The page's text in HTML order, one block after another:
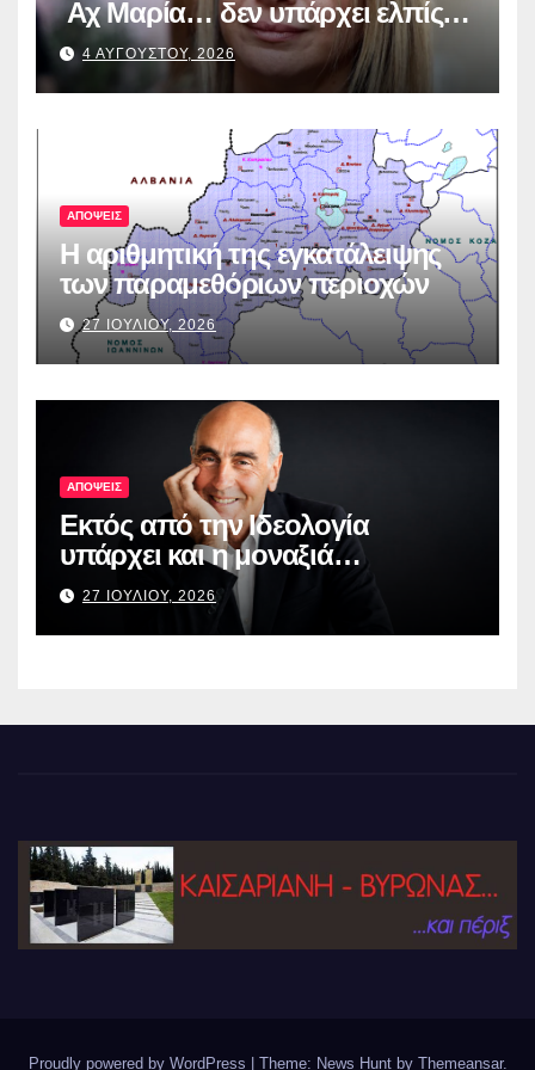
Αχ Μαρία… δεν υπάρχει ελπίς…
4 ΑΥΓΟΥΣΤΟΥ, 2026
ΑΠΟΨΕΙΣ
Η αριθμητική της εγκατάλειψης
των παραμεθόριων περιοχών
27 ΙΟΥΛΙΟΥ, 2026
ΑΠΟΨΕΙΣ
Εκτός από την Ιδεολογία
υπάρχει και η μοναξιά…
27 ΙΟΥΛΙΟΥ, 2026
Proudly powered by WordPress | Theme: News Hunt by Themeansar.